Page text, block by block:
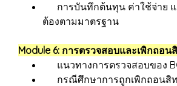
การบันทึกต้นทุน ค่าใช้จ่าย แ
ต้องตามมาตรฐาน
Module 6: การตรวจสอบและเพิกถอน
แนวทางการตรวจสอบของ
กรณีศึกษาการถูกเพิกถอนสิ